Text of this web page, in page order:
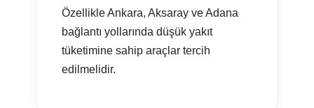
Özellikle Ankara, Aksaray ve Adana
bağlantı yollarında düşük yakıt
tüketimine sahip araçlar tercih
edilmelidir.